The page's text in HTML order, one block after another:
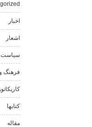
Uncategorized
فرهنگ و هنر
کاریکاتور